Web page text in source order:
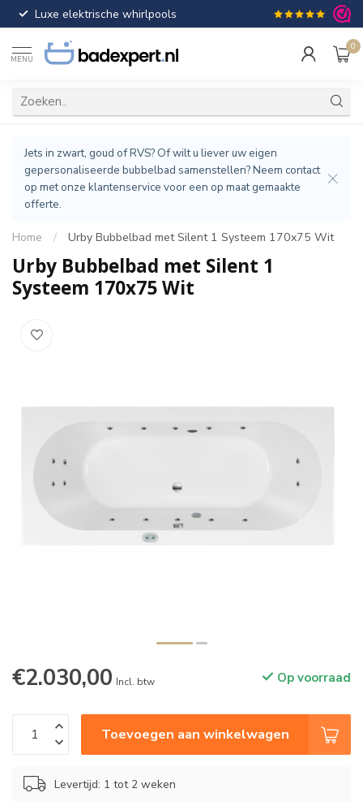
Luxe elektrische whirlpools Gratis
MENU
0
Jets in zwart, goud of RVS? Of wilt u liever uw eigen
gepersonaliseerde bubbelbad samenstellen? Neem contact
op met onze klantenservice voor een op maat gemaakte
offerte.
Home / Urby Bubbelbad met Silent 1 Systeem 170x75 Wit
Urby Bubbelbad met Silent 1
Systeem 170x75 Wit
€2.030,00 Incl. btw Op voorraad
Toevoegen aan winkelwagen
Levertijd: 1 tot 2 weken